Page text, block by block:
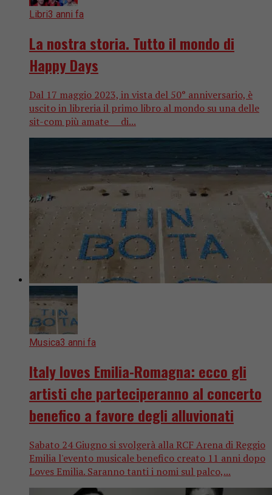
Libri3 anni fa
La nostra storia. Tutto il mondo di
Happy Days
Dal 17 maggio 2023, in vista del 50° anniversario, è
uscito in libreria il primo libro al mondo su una delle
sit-com più amate di...
Musica3 anni fa
Italy loves Emilia-Romagna: ecco gli
artisti che parteciperanno al concerto
benefico a favore degli alluvionati
Sabato 24 Giugno si svolgerà alla RCF Arena di Reggio
Emilia l'evento musicale benefico creato 11 anni dopo
Loves Emilia. Saranno tanti i nomi sul palco,...